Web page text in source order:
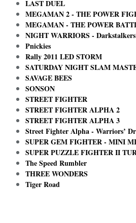
LAST DUEL
MEGAMAN 2 - THE POWER
MEGAMAN - THE POWER
NIGHT WARRIORS -
Pnickies
Rally 2011 LED STORM
SATURDAY NIGHT SLAM
SAVAGE BEES
SONSON
STREET FIGHTER
STREET FIGHTER ALPHA 2
STREET FIGHTER ALPHA 3
Street Fighter Alpha - Warriors’
SUPER GEM FIGHTER - MINI
SUPER PUZZLE FIGHTER II
The Speed Rumbler
THREE WONDERS
Tiger Road